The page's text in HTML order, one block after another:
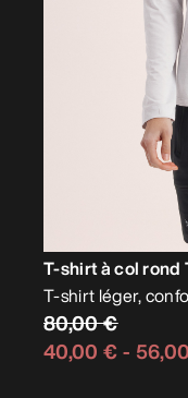
T-shirt à col rond
T-shirt léger,
80,00 €
40,00 €-